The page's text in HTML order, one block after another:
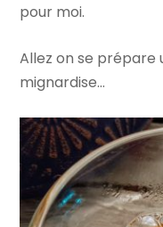
pour moi.
Allez on se
mignardise…